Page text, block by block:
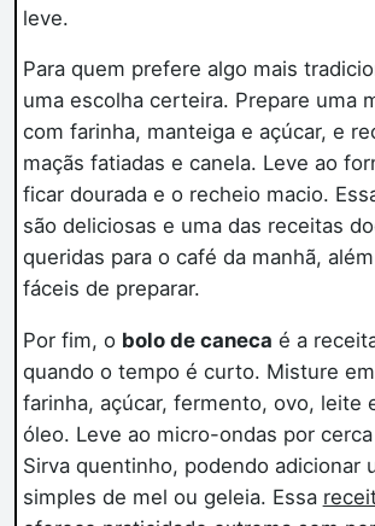
leve.
Para quem prefere algo mais
uma escolha certeira. Prepare uma
com farinha, manteiga e açúcar, e
maçãs fatiadas e canela. Leve ao
ficar dourada e o recheio macio.
são deliciosas e uma das receitas
queridas para o café da manhã,
fáceis de preparar.
Por fim, o bolo de caneca é a
quando o tempo é curto. Misture
farinha, açúcar, fermento, ovo, leite
óleo. Leve ao micro-ondas por
Sirva quentinho, podendo adicionar
simples de mel ou geleia. Essa